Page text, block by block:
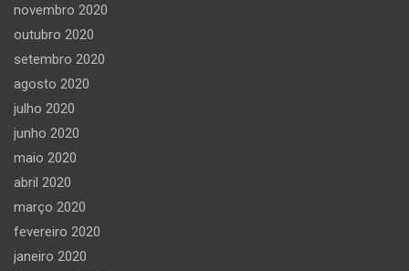
novembro 2020
outubro 2020
setembro 2020
agosto 2020
julho 2020
junho 2020
maio 2020
abril 2020
março 2020
fevereiro 2020
janeiro 2020